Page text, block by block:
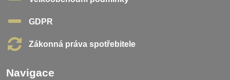
GDPR
Zákonná práva spotřebitele
Navigace